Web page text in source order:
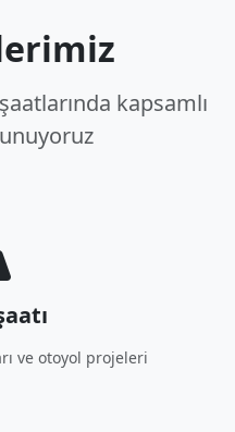
kapsamlı
ve otoyol projeleri